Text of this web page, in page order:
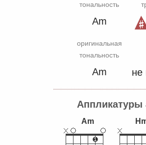
тональность
Am
оригинальная
тональность
Am не
Аппликатуры
Am